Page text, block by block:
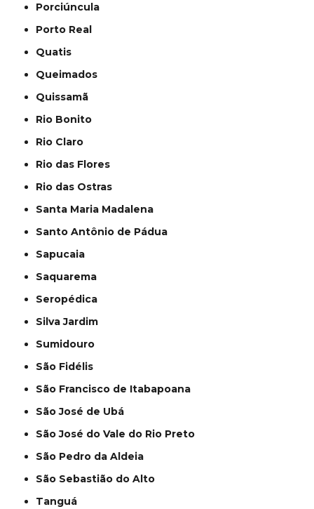
Porciúncula
Porto Real
Quatis
Queimados
Quissamã
Rio Bonito
Rio Claro
Rio das Flores
Rio das Ostras
Santa Maria Madalena
Santo Antônio de Pádua
Sapucaia
Saquarema
Seropédica
Silva Jardim
Sumidouro
São Fidélis
São Francisco de Itabapoana
São José de Ubá
São José do Vale do Rio Preto
São Pedro da Aldeia
São Sebastião do Alto
Tanguá